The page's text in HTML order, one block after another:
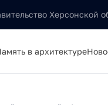
Херсонской
в архитектуре